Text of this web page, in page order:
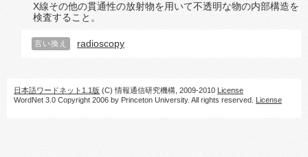
X線その他の貫通性の放射物を用いて不透明な物の内部構造を
検査すること。
言い換え radioscopy
日本語ワードネット1.1版 (C) 情報通信研究機構, 2009-2010 License
WordNet 3.0 Copyright 2006 by Princeton University. All rights reserved. License